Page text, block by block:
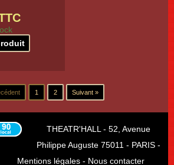
1 2 Suivant »
THEATR'HALL - 52, Avenue
Philippe Auguste 75011 - PARIS -
Mentions légales - Nous contacter